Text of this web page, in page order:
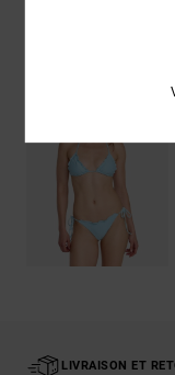
LIVRAISON ET